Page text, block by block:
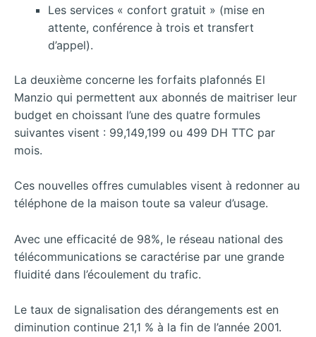
Les services « confort gratuit » (mise en
attente, conférence à trois et transfert
d’appel).
La deuxième concerne les forfaits plafonnés El
Manzio qui permettent aux abonnés de maitriser leur
budget en choissant l’une des quatre formules
suivantes visent : 99,149,199 ou 499 DH TTC par
mois.
Ces nouvelles offres cumulables visent à redonner au
téléphone de la maison toute sa valeur d’usage.
Avec une efficacité de 98%, le réseau national des
télécommunications se caractérise par une grande
fluidité dans l’écoulement du trafic.
Le taux de signalisation des dérangements est en
diminution continue 21,1 % à la fin de l’année 2001.